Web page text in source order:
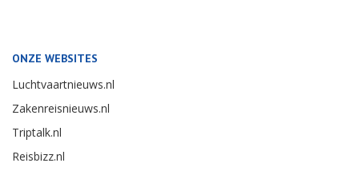
ONZE WEBSITES
Luchtvaartnieuws.nl
Zakenreisnieuws.nl
Triptalk.nl
Reisbizz.nl